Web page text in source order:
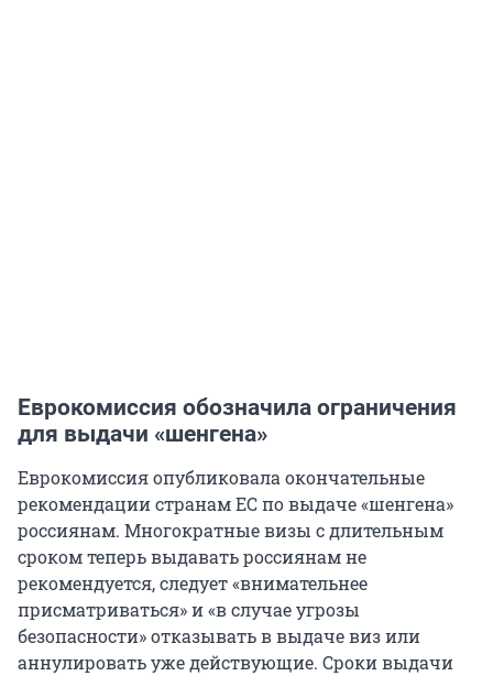
Еврокомиссия обозначила ограничения
для выдачи «шенгена»
Еврокомиссия опубликовала окончательные
рекомендации странам ЕС по выдаче «шенгена»
россиянам. Многократные визы с длительным
сроком теперь выдавать россиянам не
рекомендуется, следует «внимательнее
присматриваться» и «в случае угрозы
безопасности» отказывать в выдаче виз или
аннулировать уже действующие. Сроки выдачи